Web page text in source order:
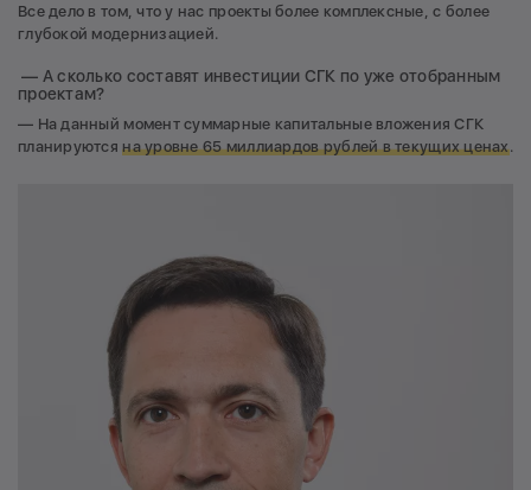
Все дело в том, что у нас проекты более комплексные, с более
глубокой модернизацией.
— А сколько составят инвестиции СГК по уже отобранным
проектам?
— На данный момент суммарные капитальные вложения СГК
планируютсяна уровне 65 миллиардов рублей в текущих ценах.